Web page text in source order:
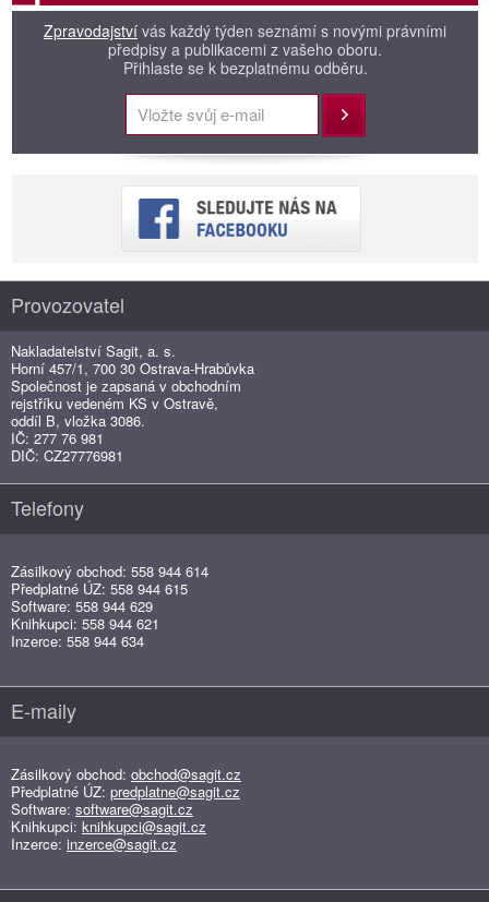
Zpravodajství vás každý týden seznámí s novými právními
předpisy a publikacemi z vašeho oboru.
Přihlaste se k bezplatnému odběru.
Přihlásit
Provozovatel
Nakladatelství Sagit, a. s.
Horní 457/1, 700 30 Ostrava-Hrabůvka
Společnost je zapsaná v obchodním
rejstříku vedeném KS v Ostravě,
oddíl B, vložka 3086.
IČ: 277 76 981
DIČ: CZ27776981
Telefony
Zásilkový obchod: 558 944 614
Předplatné ÚZ: 558 944 615
Software: 558 944 629
Knihkupci: 558 944 621
Inzerce: 558 944 634
E-maily
Zásilkový obchod: obchod@sagit.cz
Předplatné ÚZ: predplatne@sagit.cz
Software: software@sagit.cz
Knihkupci: knihkupci@sagit.cz
Inzerce: inzerce@sagit.cz